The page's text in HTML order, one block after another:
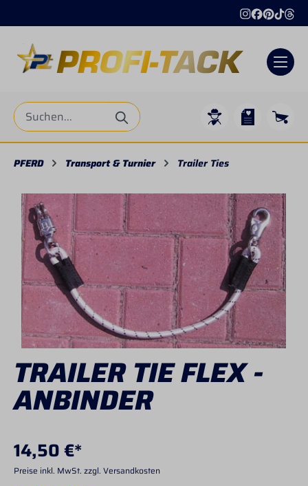
PFERD Transport & Turnier Trailer Ties
Bildergalerie überspringen
TRAILER TIE FLEX -
ANBINDER
14,50 €*
Preise inkl. MwSt. zzgl. Versandkosten